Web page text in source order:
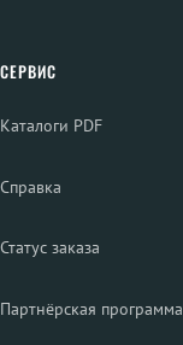
СЕРВИС
Каталоги PDF
Справка
Статус заказа
Партнёрская программа